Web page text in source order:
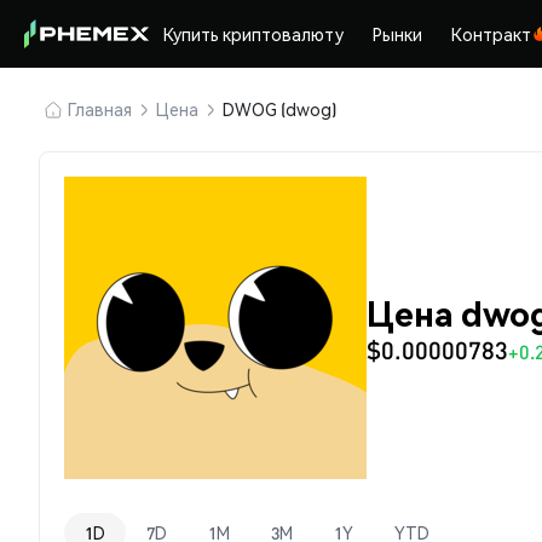
Купить криптовалюту Рынки Контракт
Главная Цена DWOG (dwog)
Цена
$0.00000783
1D 7D 1M 3M 1Y YTD